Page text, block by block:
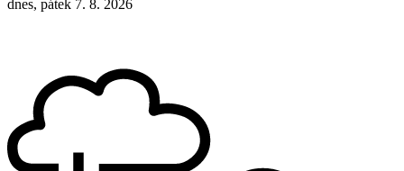
dnes, pátek 7. 8. 2026